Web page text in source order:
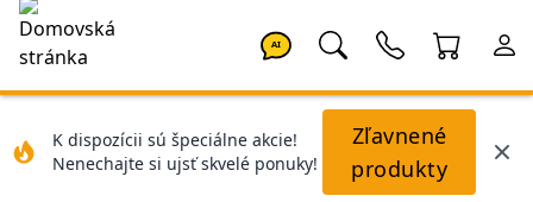
AI
K dispozícii sú špeciálne akcie!
Nenechajte si ujsť skvelé ponuky!
Zľavnené
produkty